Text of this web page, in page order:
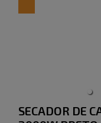
SECADOR DE